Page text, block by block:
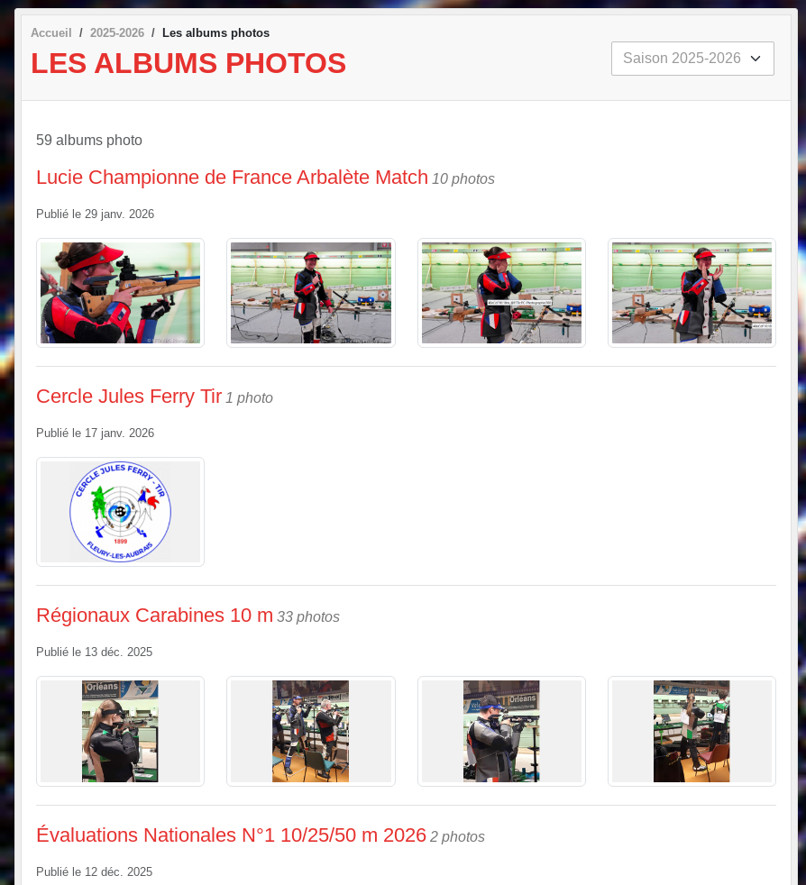
Accueil 2025-2026 Les albums photos
LES ALBUMS PHOTOS
59 albums photo
Lucie Championne de France Arbalète Match 10 photos
Publié le 29 janv. 2026
Cercle Jules Ferry Tir 1 photo
Publié le 17 janv. 2026
Régionaux Carabines 10 m 33 photos
Publié le 13 déc. 2025
Évaluations Nationales N°1 10/25/50 m 2026 2 photos
Publié le 12 déc. 2025